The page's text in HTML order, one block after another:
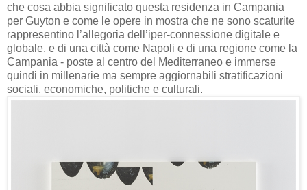
che cosa abbia significato questa residenza in Campania
per Guyton e come le opere in mostra che ne sono scaturite
rappresentino l’allegoria dell’iper-connessione digitale e
globale, e di una città come Napoli e di una regione come la
Campania - poste al centro del Mediterraneo e immerse
quindi in millenarie ma sempre aggiornabili stratificazioni
sociali, economiche, politiche e culturali.